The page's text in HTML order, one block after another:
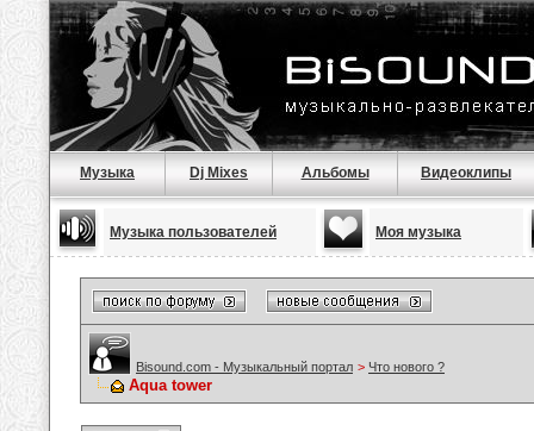
Музыка Dj Mixes Альбомы Видеоклипы
Музыка пользователей Моя музыка
Bisound.com - Музыкальный портал > Что нового ?
Aqua tower